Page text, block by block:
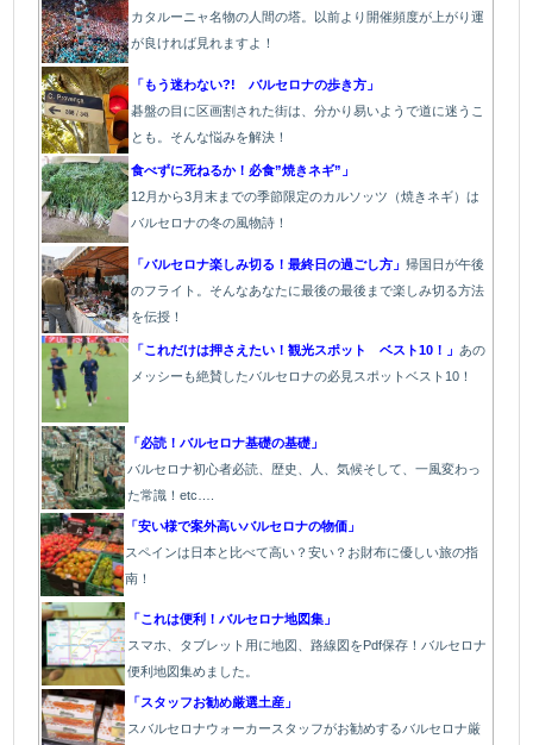
カタルーニャ名物の人間の塔。以前より開催頻度が上がり運
が良ければ見れますよ！
「もう迷わない?! バルセロナの歩き方」
碁盤の目に区画割された街は、分かり易いようで道に迷うこ
とも。そんな悩みを解決！
食べずに死ねるか！必食”焼きネギ”」
12月から3月末までの季節限定のカルソッツ（焼きネギ）は
バルセロナの冬の風物詩！
「バルセロナ楽しみ切る！最終日の過ごし方」帰国日が午後
のフライト。そんなあなたに最後の最後まで楽しみ切る方法
を伝授！
「これだけは押さえたい！観光スポット ベスト10！」 あの
メッシーも絶賛したバルセロナの必見スポットベスト10！
「必読！バルセロナ基礎の基礎」
バルセロナ初心者必読、歴史、人、気候そして、一風変わっ
た常識！etc….
「安い様で案外高いバルセロナの物価」
スペインは日本と比べて高い？安い？お財布に優しい旅の指
南！
「これは便利！バルセロナ地図集」
スマホ、タブレット用に地図、路線図をPdf保存！バルセロナ
便利地図集めました。
「スタッフお勧め厳選土産」
スバルセロナウォーカースタッフがお勧めするバルセロナ厳